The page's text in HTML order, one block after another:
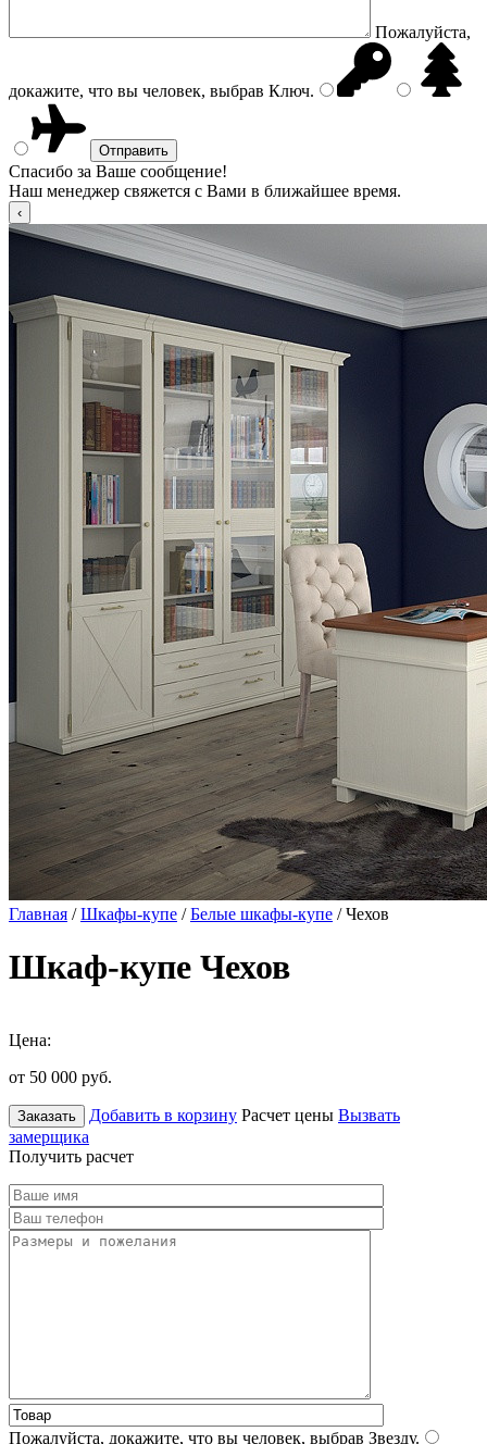
Пожалуйста,
докажите, что вы человек, выбрав Ключ.
Спасибо за Ваше сообщение!
Наш менеджер свяжется с Вами в ближайшее время.
Главная /Шкафы-купе /Белые шкафы-купе / Чехов
Шкаф-купе Чехов
Цена:
от 50 000 руб.
Заказать Добавить в корзину Расчет цены Вызвать
замерщика
Получить расчет
Пожалуйста, докажите, что вы человек, выбрав Звезду.